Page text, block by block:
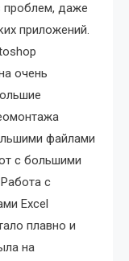
проблем, даже
приложений.
очень
файлами
с большими
с
Excel
плавно и
на